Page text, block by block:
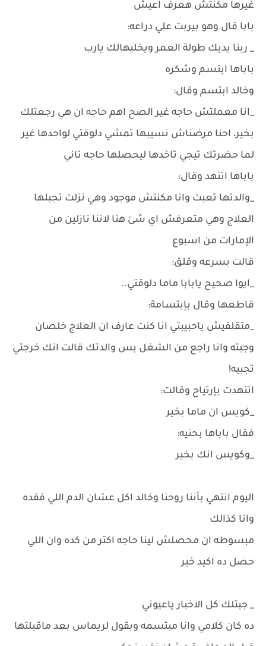
غيرها مكنتش هعرف اعيش
بابا قال وهو بيربت علي دراعه:
_ ربنا يديك طولة العمر ويخليهالك يارب
باباها ابتسم وشكره
وخالد ابتسم وقال:
_انا معملتش حاجه غير الصح اهم حاجه ان هي رجعتلك
بخير، احنا مرضناش نسيبها تمشي دلوقتي لواحدها غير
لما حضرتك تيجي تاخدها ليحصلها حاجه تاني
باباها اتنهد وقال:
_والدتها تعبت وانا مكنتش موجود وهي نزلت تجبلها
العلاج وهي متعرفش اي شئ هنا لاننا نازلين من
الإمارات من اسبوع
قالت بسرعه وقلق:
_ايوا صحيح يابابا ماما دلوقتي..
قاطعها وقال بإبتسامة:
_متقلقيش ياحبيبتي انا كنت عارف ان العلاج خلصان
وجبته وانا راجع من الشغل بس والدتك قالت انك خرجتي
تجبيه!
اتنهدت بإرتياح وقالت:
_كويس ان ماما بخير
فقال باباها بحنيه:
_وكويس انك بخير
اليوم انتهي بأننا روحنا وخالد اكل عشان الدم اللي فقده
وانا كذالك
مبسوطه ان محصلش لينا حاجه اكتر من كده وان اللي
حصل ده اكيد خير
_ جبتلك كل الاخبار ياعيوني
ده كان كلامي وانا مبتسمه وبقول لريماس بعد ماقبلتها